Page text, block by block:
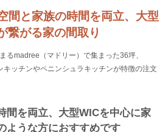
間と家族の時間を両立、大型
繋がる家の間取り
るmadree（マドリー）で集まった36坪、
ッチンやペニンシュラキッチンが特徴の注文
間を両立、大型WICを中心に家
ような方におすすめです